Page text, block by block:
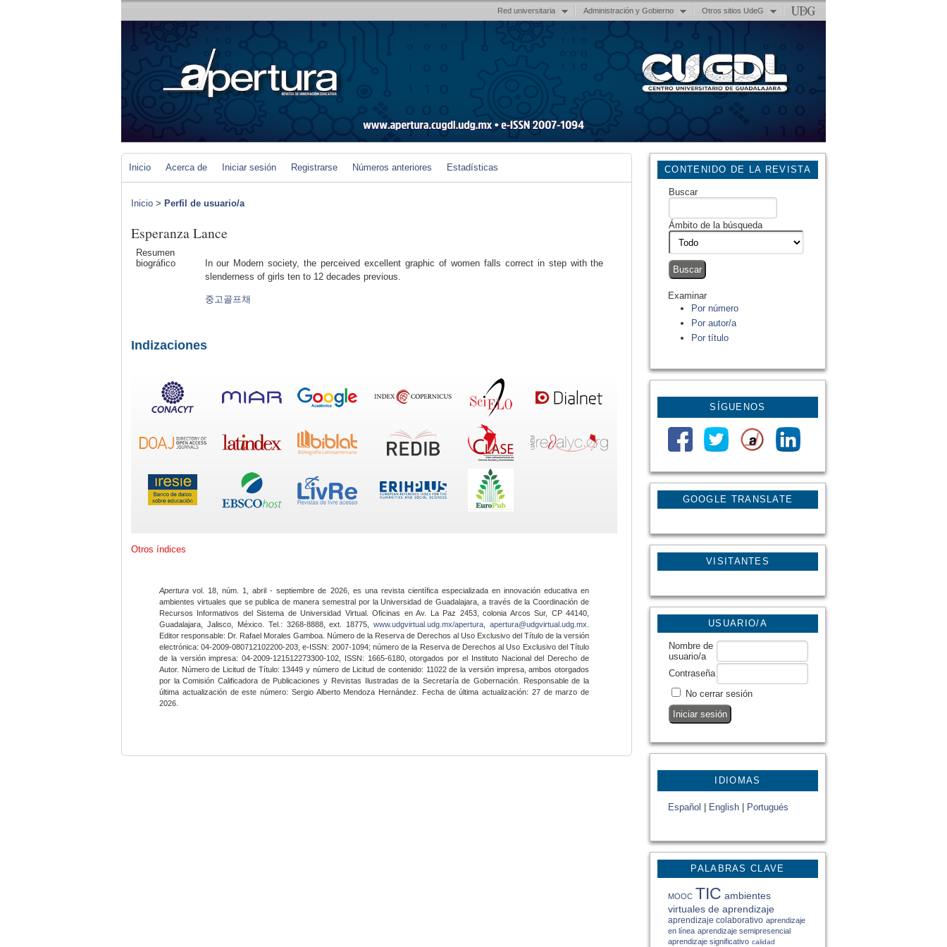
Red universitaria Administración y Gobierno Otros sitios UdeG
GOOGLE TRANSLATE
VISITANTES
CONTENIDO DE LA REVISTA
Buscar
Ámbito de la búsqueda
Examinar
Por número
Por autor/a
Por título
SÍGUENOS
USUARIO/A
Nombre de
usuario/a
Contraseña
No cerrar sesión
IDIOMAS
Español English Portugués
PALABRAS CLAVE
MOOC TIC ambientes
virtuales de aprendizaje
aprendizaje colaborativo aprendizaje
en línea aprendizaje semipresencial
aprendizaje significativo calidad
Inicio Acerca de Iniciar sesión Registrarse Números anteriores Estadísticas
Inicio > Perfil de usuario/a
Esperanza Lance
Resumen
biográfico
In our Modern society, the perceived excellent graphic of women falls correct in step with the
slenderness of girls ten to 12 decades previous.
중고골프채
Indizaciones
Otros índices
Apertura vol. 18, núm. 1, abril - septiembre de 2026, es una revista científica especializada en innovación educativa en
ambientes virtuales que se publica de manera semestral por la Universidad de Guadalajara, a través de la Coordinación de
Recursos Informativos del Sistema de Universidad Virtual. Oficinas en Av. La Paz 2453, colonia Arcos Sur, CP 44140,
Guadalajara, Jalisco, México. Tel.: 3268-8888, ext. 18775,www.udgvirtual.udg.mx/apertura apertura@udgvirtual.udg.mx
Editor responsable: Dr. Rafael Morales Gamboa. Número de la Reserva de Derechos al Uso Exclusivo del Título de la versión
electrónica: 04-2009-080712102200-203, e-ISSN: 2007-1094; número de la Reserva de Derechos al Uso Exclusivo del Título
de la versión impresa: 04-2009-121512273300-102, ISSN: 1665-6180, otorgados por el Instituto Nacional del Derecho de
Autor. Número de Licitud de Título: 13449 y número de Licitud de contenido: 11022 de la versión impresa, ambos otorgados
por la Comisión Calificadora de Publicaciones y Revistas Ilustradas de la Secretaría de Gobernación. Responsable de la
última actualización de este número: Sergio Alberto Mendoza Hernández. Fecha de última actualización: 27 de marzo de
2026.